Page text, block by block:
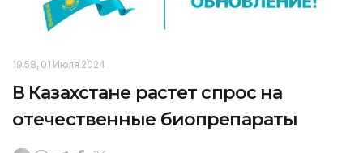
19:58, 01 Июля 2024
В Казахстане растет спрос на
отечественные биопрепараты